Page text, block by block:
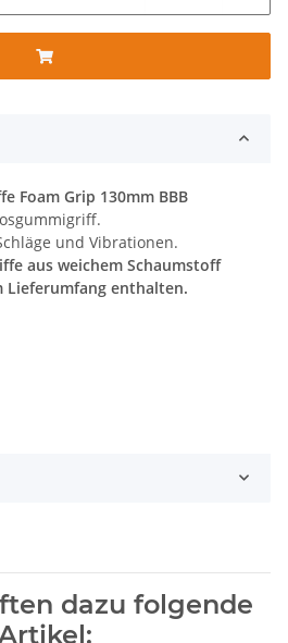
Foam Grip 130mm BBB
und Vibrationen.
aus weichem Schaumstoff
Lieferumfang enthalten.
dazu folgende